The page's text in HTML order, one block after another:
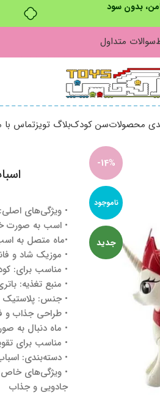
بدون سود
سوالات متداول
محصولاتسن کودکبلاگ تویزتماس با
-14%
ناموجود
جدید
• ویژگی‌های
• اسب به صورت
•ماه متصل به
• موزیک شاد و
• مناسب برای: کودکان ۳ سال
• منبع تغذیه:
• جنس: پلاستیک
• طراحی جذاب و
• ماه دنبال به
• مناسب برای
• دسته‌بندی:
• ویژگی‌های
جادویی و جذاب